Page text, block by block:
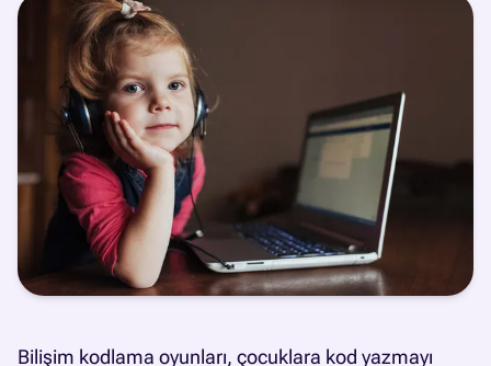
Bilişim kodlama oyunları, çocuklara kod yazmayı